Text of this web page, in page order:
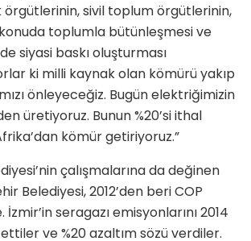
örgütlerinin, sivil toplum örgütlerinin,
toplumla bütünleşmesi ve
siyasi baskı oluşturması
ki milli kaynak olan kömürü yakıp
önleyeceğiz. Bugün elektriğimizin
üretiyoruz. Bunun %20’si ithal
kömür getiriyoruz.”
çalışmalarına da değinen
Belediyesi, 2012’den beri COP
seragazı emisyonlarını 2014
ve %20 azaltım sözü verdiler.